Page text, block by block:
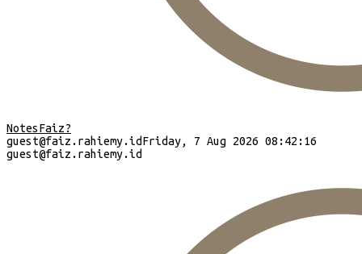
NotesFaiz?
guest@faiz.rahiemy.idFriday, 7 Aug 2026 08:42:17
guest@faiz.rahiemy.id